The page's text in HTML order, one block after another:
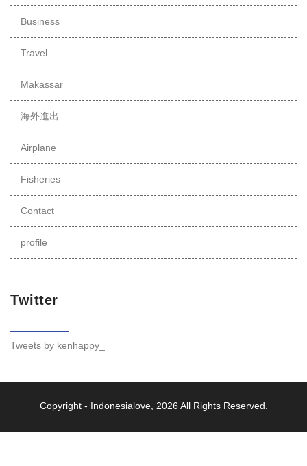
Business
Travel
Makassar
海外進出
Airplane
Fisheries
Contact
profile
Twitter
Tweets by kenhappy_
Copyright - Indonesialove, 2026 All Rights Reserved.